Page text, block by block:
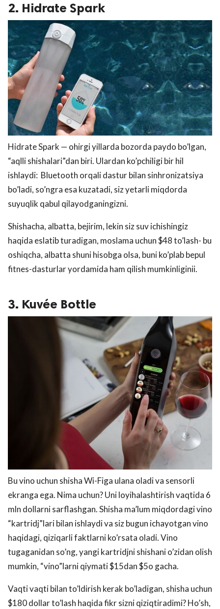
2. Hidrate Spark
Hidrate Spark — ohirgi yillarda bozorda paydo bo’lgan,
“aqlli shishalari”dan biri. Ulardan ko’pchiligi bir hil
ishlaydi: Bluetooth orqali dastur bilan sinhronizatsiya
bo’ladi, so’ngra esa kuzatadi, siz yetarli miqdorda
suyuqlik qabul qilayodganingizni.
Shishacha, albatta, bejirim, lekin siz suv ichishingiz
haqida eslatib turadigan, moslama uchun $48 to’lash- bu
oshiqcha, albatta shuni hisobga olsa, buni ko’plab bepul
fitnes-dasturlar yordamida ham qilish mumkinliginii.
3. Kuvée Bottle
Bu vino uchun shisha Wi-Figa ulana oladi va sensorli
ekranga ega. Nima uchun? Uni loyihalashtirish vaqtida 6
mln dollarni sarflashgan. Shisha ma’lum miqdordagi vino
“kartridj”lari bilan ishlaydi va siz bugun ichayotgan vino
haqidagi, qiziqarli faktlarni ko’rsata oladi. Vino
tugaganidan so’ng, yangi kartridjni shishani o’zidan olish
mumkin, “vino”larni qiymati $15dan $5o gacha.
Vaqti vaqti bilan to’ldirish kerak bo’ladigan, shisha uchun
$180 dollar to’lash haqida fikr sizni qiziqtiradimi? Ho’sh,